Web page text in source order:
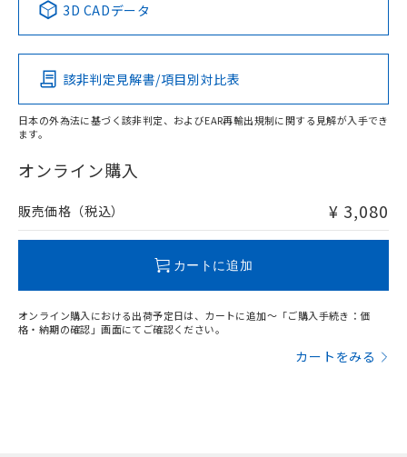
Pb Hg Cd Cr(VI)
O
在庫等で未対応品が混在する可能性があります。
問い合わせください。
この製品の規格認証/適合状況ページへ
その他の認証はこちらのページからご検索ください
3D CADデータ
該非判定見解書/項目別対比表
日本の外為法に基づく該非判定、およびEAR再輸出規制に関する見解が入手でき
ます。
オンライン購入
販売価格（税込） ¥ 3,080
カートに追加
オンライン購入における出荷予定日は、カートに追加～「ご購入手続き：価
格・納期の確認」画面にてご確認ください。
カートをみる